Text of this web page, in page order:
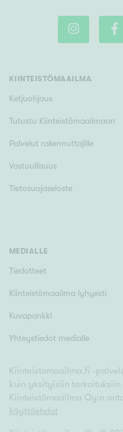
KIINTEISTÖMAAILMA
Ketjuohjaus
Tutustu Kiinteistömaailmaan
Palvelut rakennuttajille
Vastuullisuus
Tietosuojaseloste
MEDIALLE
Tiedotteet
Kiinteistömaailma lyhyesti
Kuvapankki
Yhteystiedot medialle
Kiinteistomaailma.fi -
kuin yksityisiin
Kiinteistömaailma Oy:n
käyttöehdot